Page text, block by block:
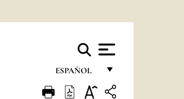
ESPAÑOL
FRANÇAIS